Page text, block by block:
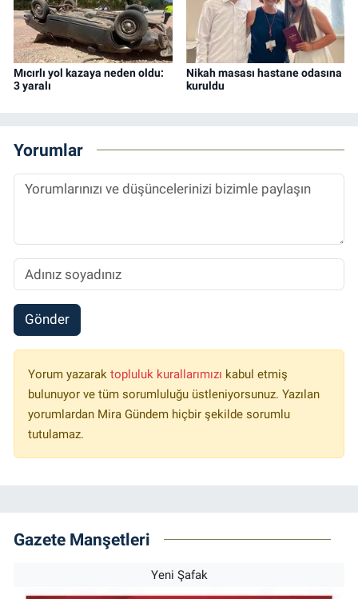
Mıcırlı yol kazaya neden oldu:
3 yaralı
Nikah masası hastane odasına
kuruldu
Yorumlar
Gönder
Yorum yazarak topluluk kurallarımızı kabul etmiş
bulunuyor ve tüm sorumluluğu üstleniyorsunuz. Yazılan
yorumlardan Mira Gündem hiçbir şekilde sorumlu
tutulamaz.
Gazete Manşetleri
Yeni Şafak